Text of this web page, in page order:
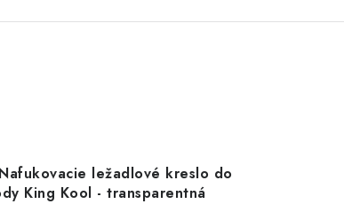
ležadlové kreslo do
King Kool - transparentná